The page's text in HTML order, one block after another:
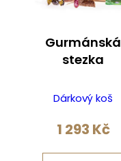
Gurmánská
stezka
Dárkový koš
1 293 Kč